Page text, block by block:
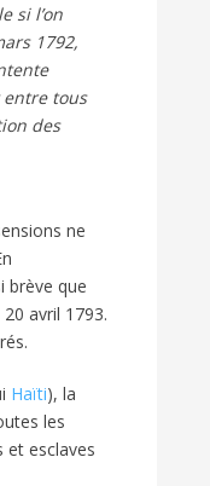
si l’on
1792,
entre tous
des
ne
brève que
avril 1793.
Haïti), la
les
et esclaves